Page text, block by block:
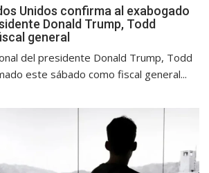
Unidos confirma al exabogado
Donald Trump, Todd
general
del presidente Donald Trump, Todd
este sábado como fiscal general...